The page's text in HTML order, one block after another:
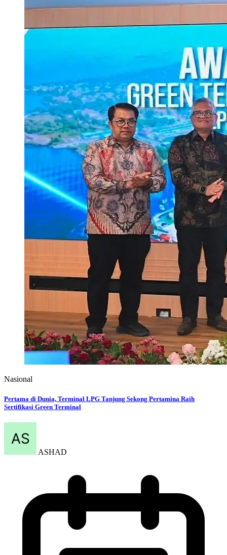
Nasional
Pertama di Dunia, Terminal LPG Tanjung Sekong Pertamina Raih
Sertifikasi Green Terminal
ASHAD